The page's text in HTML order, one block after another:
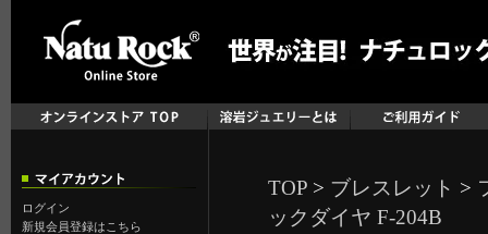
ログイン
新規会員登録はこちら
TOP > ブレスレット >
ックダイヤ F-204B